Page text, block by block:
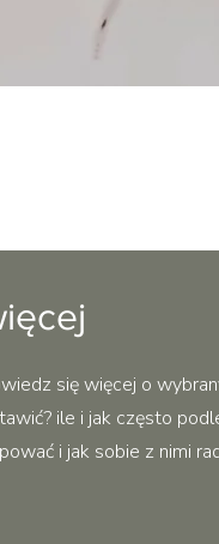
się więcej o
ile i jak często
i jak sobie z nimi